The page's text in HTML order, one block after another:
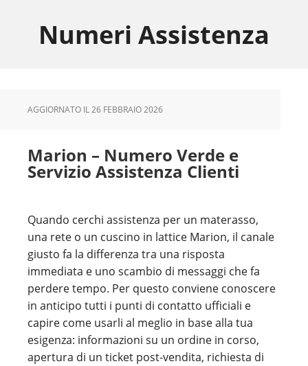
primaryNumeri Assistenza
AGGIORNATO IL26 FEBBRAIO 2026
Marion – Numero Verde e
Servizio Assistenza Clienti
Quando cerchi assistenza per un materasso,
una rete o un cuscino in lattice Marion, il canale
giusto fa la differenza tra una risposta
immediata e uno scambio di messaggi che fa
perdere tempo. Per questo conviene conoscere
in anticipo tutti i punti di contatto ufficiali e
capire come usarli al meglio in base alla tua
esigenza: informazioni su un ordine in corso,
apertura di un ticket post-vendita, richiesta di